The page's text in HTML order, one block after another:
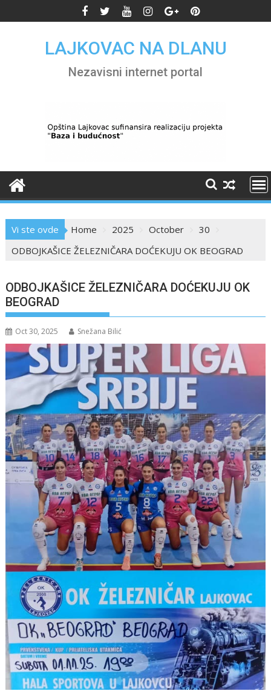
to
LAJKOVAC NA DLANU
Nezavisni internet portal
Vi ste ovde Home 2025 October
30
ODBOJKAŠICE ŽELEZNIČARA DOĆEKUJU OK BEOGRAD
ODBOJKAŠICE ŽELEZNIČARA DOĆEKUJU OK
BEOGRAD
Oct 30, 2025 Snežana Bilić